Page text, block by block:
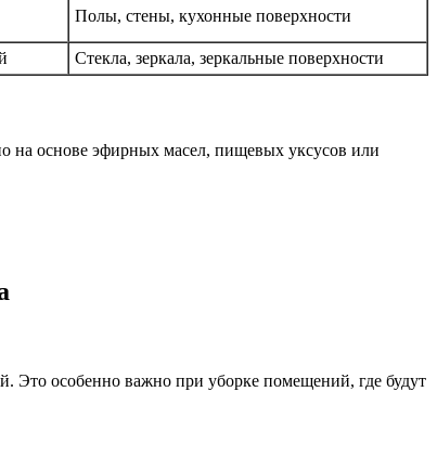
Полы, стены, кухонные поверхности
Стекла, зеркала, зеркальные поверхности
на основе эфирных масел, пищевых уксусов или
Это особенно важно при уборке помещений, где будут